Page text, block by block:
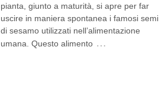
pianta, giunto a maturità, si apre per far
uscire in maniera spontanea i famosi semi
di sesamo utilizzati nell’alimentazione
umana. Questo alimento …